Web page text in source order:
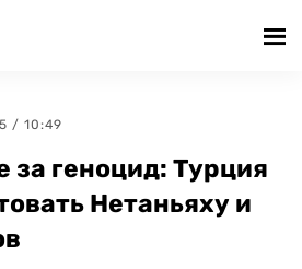
/ 10:49
геноцид: Турция
Нетаньяху и